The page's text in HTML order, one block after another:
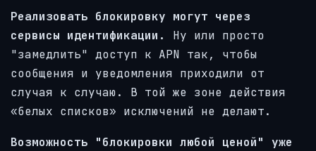
Реализовать блокировку могут через
сервисы идентификации. Ну или просто
"замедлить" доступ к APN так, чтобы
сообщения и уведомления приходили от
случая к случаю. В той же зоне действия
«белых списков» исключений не делают.
Возможность "блокировки любой ценой" уже